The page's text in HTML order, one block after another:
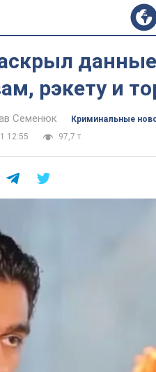
рэкету и
Семенюк
Криминальные
12:55
97,7 т.